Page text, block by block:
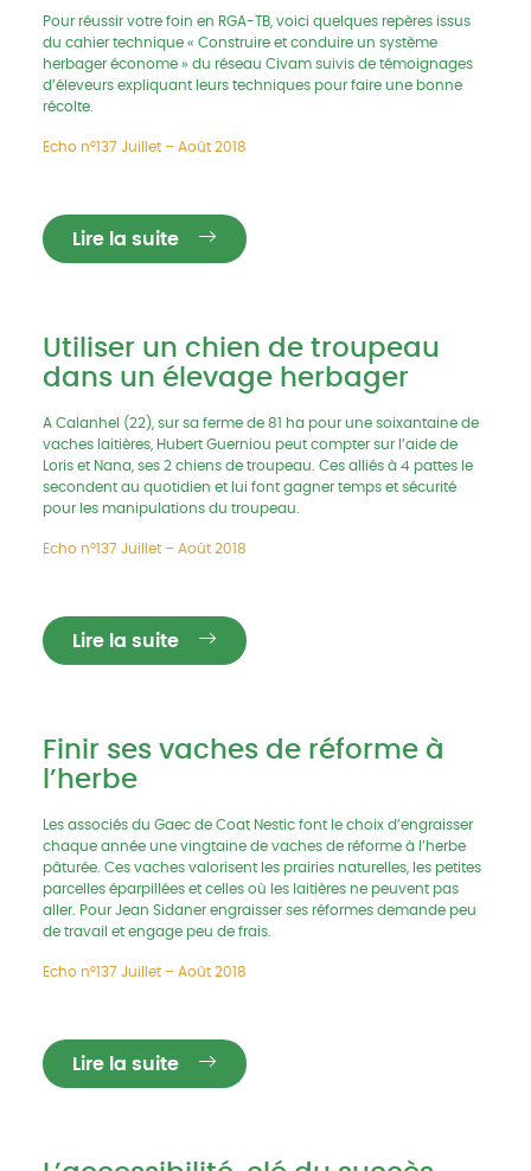
Pour réussir votre foin en RGA-TB, voici quelques repères issus
du cahier technique « Construire et conduire un système
herbager économe » du réseau Civam suivis de témoignages
d’éleveurs expliquant leurs techniques pour faire une bonne
récolte.
Echo n°137 Juillet – Août 2018
Lire la suite
Utiliser un chien de troupeau
dans un élevage herbager
A Calanhel (22), sur sa ferme de 81 ha pour une soixantaine de
vaches laitières, Hubert Guerniou peut compter sur l’aide de
Loris et Nana, ses 2 chiens de troupeau. Ces alliés à 4 pattes le
secondent au quotidien et lui font gagner temps et sécurité
pour les manipulations du troupeau.
Echo n°137 Juillet – Août 2018
Lire la suite
Finir ses vaches de réforme à
l’herbe
Les associés du Gaec de Coat Nestic font le choix d’engraisser
chaque année une vingtaine de vaches de réforme à l’herbe
pâturée. Ces vaches valorisent les prairies naturelles, les petites
parcelles éparpillées et celles où les laitières ne peuvent pas
aller. Pour Jean Sidaner engraisser ses réformes demande peu
de travail et engage peu de frais.
Echo n°137 Juillet – Août 2018
Lire la suite